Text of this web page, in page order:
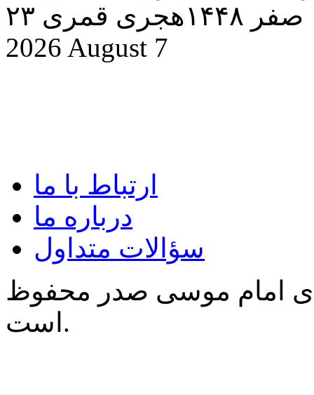
۲۳ صفر ۱۴۴۸هجری قمری
2026 August 7
ارتباط با ما
درباره ما
سؤالات متداول
امام موسی صدر محفوظ
است.